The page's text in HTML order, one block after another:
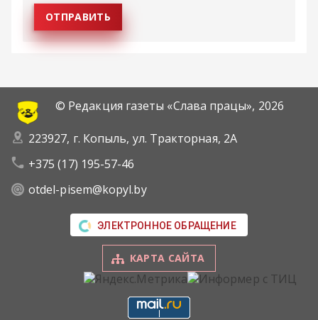
© Редакция газеты «Слава працы», 2026
223927, г. Копыль, ул. Тракторная, 2А
+375 (17) 195-57-46
otdel-pisem@kopyl.by
ЭЛЕКТРОННОЕ ОБРАЩЕНИЕ
КАРТА САЙТА